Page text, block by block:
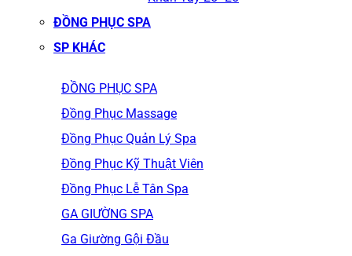
ĐỒNG PHỤC SPA
SP KHÁC
ĐỒNG PHỤC SPA
Đồng Phục Massage
Đồng Phục Quản Lý Spa
Đồng Phục Kỹ Thuật Viên
Đồng Phục Lễ Tân Spa
GA GIƯỜNG SPA
Ga Giường Gội Đầu